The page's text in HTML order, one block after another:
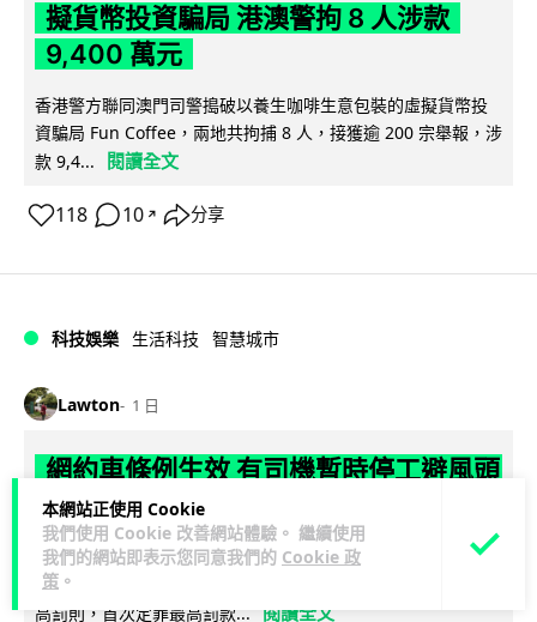
本網站正使用 Cookie
我們使用 Cookie 改善網站體驗。 繼續使用
我們的網站即表示您同意我們的 Cookie 政
策 。
擬貨幣投資騙局 港澳警拘 8 人涉款
9,400 萬元
香港警方聯同澳門司警搗破以養生咖啡生意包裝的虛擬貨幣投
資騙局 Fun Coffee，兩地共拘捕 8 人，接獲逾 200 宗舉報，涉
款 9,4...
閱讀全文
118 10 ↗ 分享
科技娛樂 生活科技 智慧城市
Lawton 1 日
網約車條例生效 有司機暫時停工避風頭
的士業界籲白牌 "改邪歸正"
規管網約車法例大部分條文已於 8 月 3 日生效，的士業界就期
望白牌車司機，能夠「改邪歸正」回流駕駛的士。新例大幅提
高罰則，首次定罪最高罰款... 閱讀全文